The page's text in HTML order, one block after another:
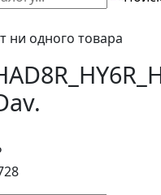
ни одного товара